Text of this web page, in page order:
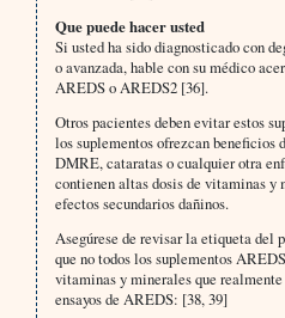
Que puede hacer usted
Si usted ha sido diagnosticado con
o avanzada, hable con su médico
AREDS o AREDS2 [36].
Otros pacientes deben evitar estos
los suplementos ofrezcan beneficios
DMRE, cataratas o cualquier otra
contienen altas dosis de vitaminas y
efectos secundarios dañinos.
Asegúrese de revisar la etiqueta del
que no todos los suplementos
vitaminas y minerales que
ensayos de AREDS: [38, 39]